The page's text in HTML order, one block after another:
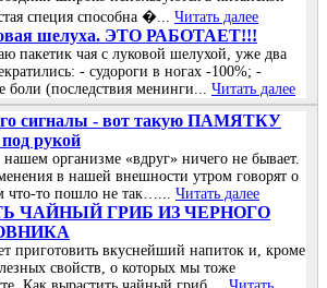
специя способна �... Читать далее
шелуха. ЭТО РАБОТАЕТ!!!
пакетик чая с луковой шелухой, уже два
- судороги в ногах -100%; -
боли (последствия менинги... Читать далее
сигналы - вот такую ПАМЯТКУ
рукой
организме «вдруг» ничего не бывает.
в нашей внешности утром говорят о
что-то пошло не так…... Читать далее
ЧАЙНЫЙ ГРИБ ИЗ ЧЕРНОГО
приготовить вкуснейший напиток и, кроме
свойств, о которых мы тоже
Как вырастить чайный гриб ... Читать